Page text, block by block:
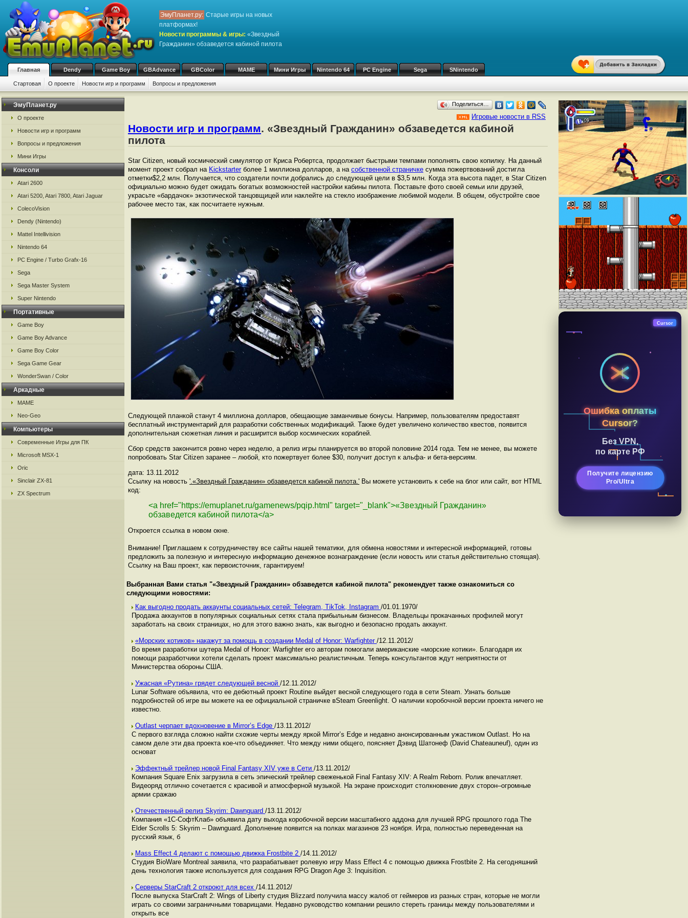
ЭмуПланет.ру: Старые игры на новых
платформах!
Новости программы & игры: «Звездный
Гражданин» обзаведется кабиной пилота
Главная Dendy Game Boy GBAdvance GBColor MAME Мини Игры Nintendo 64 PC Engine Sega SNintendo
Стартовая О проекте Новости игр и программ Вопросы и предложения
ЭмуПланет.ру
О проекте
Новости игр и программ
Вопросы и предложения
Мини Игры
Консоли
Atari 2600
Atari 5200, Atari 7800, Atari Jaguar
ColecoVision
Dendy (Nintendo)
Mattel Intellivision
Nintendo 64
PC Engine / Turbo Grafx-16
Sega
Sega Master System
Super Nintendo
Портативные
Game Boy
Game Boy Advance
Game Boy Color
Sega Game Gear
WonderSwan / Color
Аркадные
MAME
Neo-Geo
Компьютеры
Современные Игры для ПК
Microsoft MSX-1
Oric
Sinclair ZX-81
ZX Spectrum
Поделиться…
Игровые новости в RSS
Новости игр и программ. «Звездный Гражданин» обзаведется кабиной
пилота
Star Citizen, новый космический симулятор от Криса Робертса, продолжает быстрыми темпами пополнять свою копилку. На данный
момент проект собрал на Kickstarterболее 1 миллиона долларов, а на собственной страничке сумма пожертвований достигла
отметки$2,2 млн. Получается, что создатели почти добрались до следующей цели в $3,5 млн. Когда эта высота падет, в Star Citizen
официально можно будет ожидать богатых возможностей настройки кабины пилота. Поставьте фото своей семьи или друзей,
украсьте «бардачок» экзотической танцовщицей или наклейте на стекло изображение любимой модели. В общем, обустройте свое
рабочее место так, как посчитаете нужным.
Следующей планкой станут 4 миллиона долларов, обещающие заманчивые бонусы. Например, пользователям предоставят
бесплатный инструментарий для разработки собственных модификаций. Также будет увеличено количество квестов, появится
дополнительная сюжетная линия и расширится выбор космических кораблей.
Сбор средств закончится ровно через неделю, а релиз игры планируется во второй половине 2014 года. Тем не менее, вы можете
попробовать Star Citizen заранее – любой, кто пожертвует более $30, получит доступ к альфа- и бета-версиям.
дата: 13.11.2012
Ссылку на новость '.«Звездный Гражданин» обзаведется кабиной пилота.' Вы можете установить к себе на блог или сайт, вот HTML
код:
<a href="https://emuplanet.ru/gamenews/pqip.html" target="_blank">«Звездный Гражданин»
обзаведется кабиной пилота</a>
Откроется ссылка в новом окне.
Внимание! Приглашаем к сотрудничеству все сайты нашей тематики, для обмена новостями и интересной информацией, готовы
предложить за полезную и интересную информацию денежное вознаграждение (если новость или статья действительно стоящая).
Ссылку на Ваш проект, как первоисточник, гарантируем!
Выбранная Вами статья "«Звездный Гражданин» обзаведется кабиной пилота" рекомендует также ознакомиться со
следующими новостями:
Как выгодно продать аккаунты социальных сетей: Telegram, TikTok, Instagram /01.01.1970/
Продажа аккаунтов в популярных социальных сетях стала прибыльным бизнесом. Владельцы прокачанных профилей могут
заработать на своих страницах, но для этого важно знать, как выгодно и безопасно продать аккаунт.
«Морских котиков» накажут за помощь в создании Medal of Honor: Warfighter /12.11.2012/
Во время разработки шутера Medal of Honor: Warfighter его авторам помогали американские «морские котики». Благодаря их
помощи разработчики хотели сделать проект максимально реалистичным. Теперь консультантов ждут неприятности от
Министерства обороны США.
Ужасная «Рутина» грядет следующей весной /12.11.2012/
Lunar Software объявила, что ее дебютный проект Routine выйдет весной следующего года в сети Steam. Узнать больше
подробностей об игре вы можете на ее официальной страничке вSteam Greenlight. О наличии коробочной версии проекта ничего не
известно.
Outlast черпает вдохновение в Mirror’s Edge /13.11.2012/
С первого взгляда сложно найти схожие черты между яркой Mirror’s Edge и недавно анонсированным ужастиком Outlast. Но на
самом деле эти два проекта кое-что объединяет. Что между ними общего, поясняет Дэвид Шатонеф (David Chateauneuf), один из
основат
Эффектный трейлер новой Final Fantasy XIV уже в Сети /13.11.2012/
Компания Square Enix загрузила в сеть эпический трейлер свеженькой Final Fantasy XIV: A Realm Reborn. Ролик впечатляет.
Видеоряд отлично сочетается с красивой и атмосферной музыкой. На экране происходит столкновение двух сторон–огромные
армии сражаю
Отечественный релиз Skyrim: Dawnguard /13.11.2012/
Компания «1С-СофтКлаб» объявила дату выхода коробочной версии масштабного аддона для лучшей RPG прошлого года The
Elder Scrolls 5: Skyrim – Dawnguard. Дополнение появится на полках магазинов 23 ноября. Игра, полностью переведенная на
русский язык, б
Mass Effect 4 делают с помощью движка Frostbite 2 /14.11.2012/
Студия BioWare Montreal заявила, что разрабатывает ролевую игру Mass Effect 4 с помощью движка Frostbite 2. На сегодняшний
день технология также используется для создания RPG Dragon Age 3: Inquisition.
Серверы StarCraft 2 откроют для всех /14.11.2012/
После выпуска StarCraft 2: Wings of Liberty студия Blizzard получила массу жалоб от геймеров из разных стран, которые не могли
играть со своими заграничными товарищами. Недавно руководство компании решило стереть границы между пользователями и
открыть все
Ошибка оплаты
Cursor?
Без VPN,
по карте РФ
Получите лицензию
Pro/Ultra
Cursor